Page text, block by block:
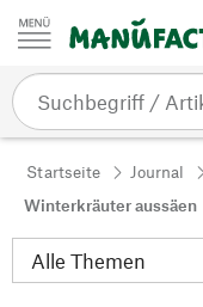
Zum Inhalt springen
Startseite Journal
Winterkräuter aussäen